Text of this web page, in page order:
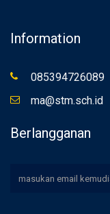
Information
085394726089
ma@stm.sch.id
Berlangganan